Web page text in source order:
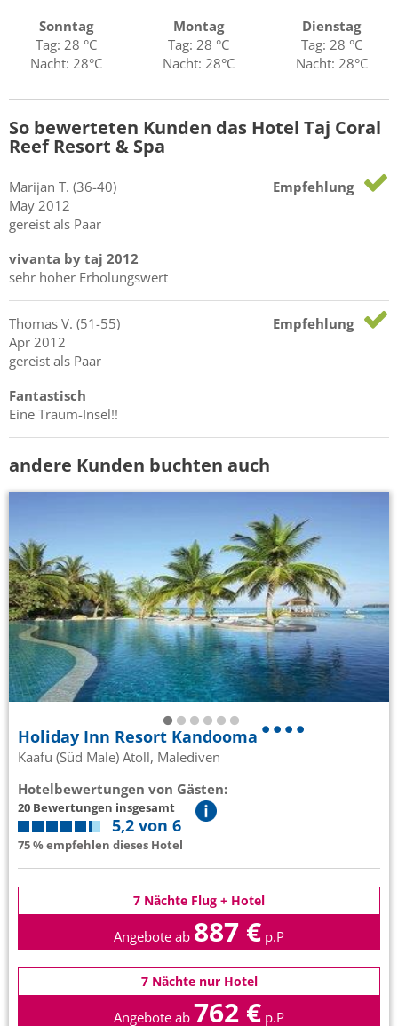
Sonntag
Tag: 28 °C
Nacht: 28°C
Montag
Tag: 28 °C
Nacht: 28°C
Dienstag
Tag: 28 °C
Nacht: 28°C
So bewerteten Kunden das Hotel Taj Coral
Reef Resort & Spa
Marijan T. (36-40)
May 2012
gereist als Paar
Empfehlung
vivanta by taj 2012
sehr hoher Erholungswert
Thomas V. (51-55)
Apr 2012
gereist als Paar
Empfehlung
Fantastisch
Eine Traum-Insel!!
andere Kunden buchten auch
Holiday Inn Resort Kandooma
Kaafu (Süd Male) Atoll, Malediven
Hotelbewertungen von Gästen:
20 Bewertungen insgesamt
5,2 von 6
75 % empfehlen dieses Hotel
7 Nächte Flug + Hotel
Angebote ab 887 € p.P
7 Nächte nur Hotel
Angebote ab 762 € p.P